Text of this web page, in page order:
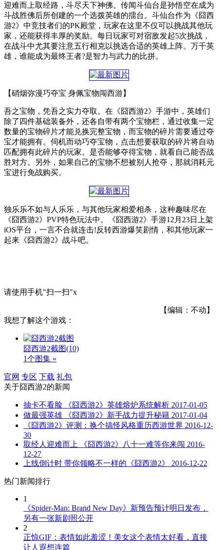
迎难而上取经路，斗尽天下神佛。传闻斗仙台是孙悟空在成为
斗战胜佛后所创建的一个选拨英雄的擂台。斗仙台作为《囧西
游2》中竞技者们的PK殿堂，玩家在这里不仅可以挑战其他玩
家，还能获得丰厚的奖励。每日玩家可对宿敌发起5次挑战，
在战斗中尤其要注意五行相克以挑选合适的英雄上阵。万千英
雄，谁能成为最终王者?是智力与武力的比拼。
【硝烟弥漫巧夺宝 身佩宝物闯西游】
吾之宝物，凭吾之实力夺取。在《囧西游2》手游中，英雄们
除了四件基础装备外，还各自带有两个宝物栏，通过收集一定
数量的宝物碎片才能兑换完整宝物，而宝物的碎片需要通过夺
宝才能拥有。伺机而动巧夺宝物，点击想要获取的碎片将自动
匹配拥有此碎片的玩家。是否能够夺得宝物，就看自己能否战
胜对方。另外，如果自己的宝物不想被别人抢夺，那就消耗元
宝进行免战购买。
独乐乐不如与人乐乐，与其他玩家相爱相杀，这种趣味尽在
《囧西游2》PVP特色玩法中。《囧西游2》手游12月23日上架
iOS平台，一言不合就连击!反转西游爆笑剧情，和其他玩家一
起来《囧西游2》战斗吧。
请使用手机"扫一扫"x
【编辑：不动】
我想了解这个游戏：
囧西游2截图(10)
1个图集 »
官网 专区 下载 礼包
关于囧西游2的新闻
抽卡不看脸 《囧西游2》英雄熔炉系统解析 2017-01-05
做最强英雄 《囧西游2》新手战力提升秘籍 2017-01-04
《囧西游2》评测：换个搞怪风格重历西游世界 2016-12-
30
取经人迎难而上 《囧西游2》八十一难等你来闯 2016-
12-27
上线倒计时 带你领略不一样的《囧西游2》
2016-12-22
热门新闻排行
1
《Spider-Man: Brand New Day》新预告预计明日发布，
另有一张新剧照公开
2
正惊GIF：表情如此羞涩！美女这个表情太好看，直接
让人遐想连篇